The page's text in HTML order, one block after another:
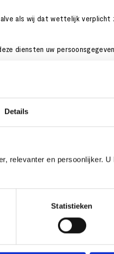
Details
relevanter en persoonlijker.
Statistieken
als wij dat wettelijk verplicht
diensten uw
zodat u die niet steeds
zullen we vragen om uw
werken dan niet goed meer.
Toch hebben wij geen
een
Analytics informatie te